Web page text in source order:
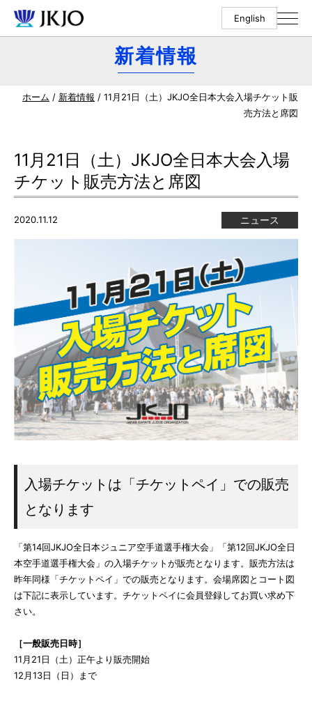
English
新着情報
ホーム / 新着情報 / 11月21日（土）JKJO全日本大会入場チケット販
売方法と席図
11月21日（土）JKJO全日本大会入場
チケット販売方法と席図
2020.11.12 ニュース
入場チケットは「チケットペイ」での販売
となります
「第14回JKJO全日本ジュニア空手道選手権大会」「第12回JKJO全日
本空手道選手権大会」の入場チケットが販売となります。販売方法は
昨年同様「チケットペイ」での販売となります。会場席図とコート図
は下記に表示しています。チケットペイに会員登録してお買い求め下
さい。
［一般販売日時］
11月21日（土）正午より販売開始
12月13日（日）まで